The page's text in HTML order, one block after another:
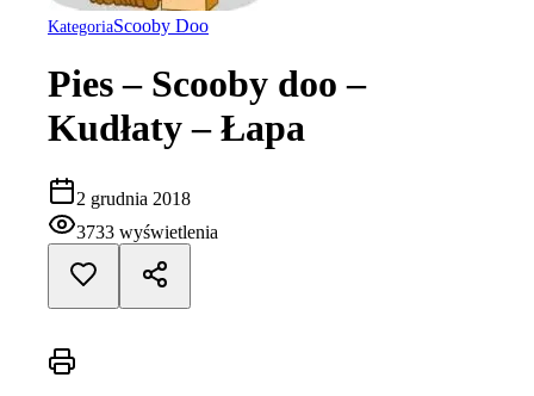
KategoriaScooby Doo
Pies – Scooby doo –
Kudłaty – Łapa
2 grudnia 2018
3733 wyświetlenia